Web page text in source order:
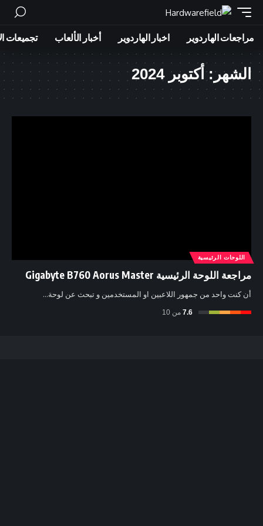
مراجعات الهاردوير اخبار الهاردوير أخبار الألعاب تجميعات
الشهر: أكتوبر 2024
اللوحات الرئيسية
مراجعة اللوحة الرئيسية Gigabyte B760 Aorus Master
أن كنت واحد من جمهور اللاعبين او المستخدمين و تبحث عن لوحة…
7.6 من 10